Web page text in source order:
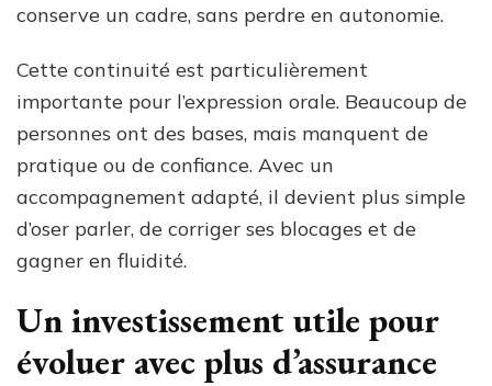
conserve un cadre, sans perdre en autonomie.
Cette continuité est particulièrement
importante pour l’expression orale. Beaucoup de
personnes ont des bases, mais manquent de
pratique ou de confiance. Avec un
accompagnement adapté, il devient plus simple
d’oser parler, de corriger ses blocages et de
gagner en fluidité.
Un investissement utile pour
évoluer avec plus d’assurance